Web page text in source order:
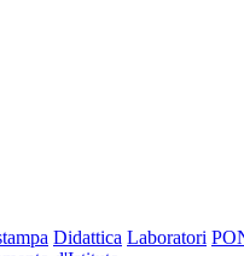
Didattica Laboratori